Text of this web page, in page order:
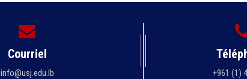
Courriel
info@usj.edu.lb +961 (1)